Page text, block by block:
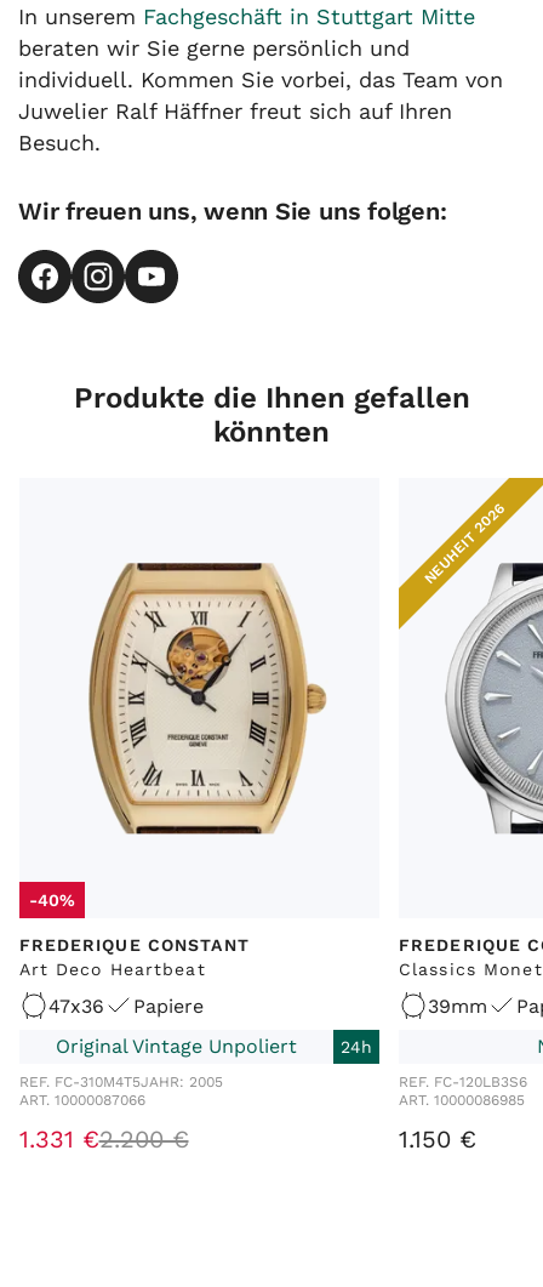
In unserem Fachgeschäft in Stuttgart Mitte
beraten wir Sie gerne persönlich und
individuell. Kommen Sie vorbei, das Team von
Juwelier Ralf Häffner freut sich auf Ihren
Besuch.
Wir freuen uns, wenn Sie uns folgen:
Produkte die Ihnen gefallen
könnten
-40%
FREDERIQUE CONSTANT
Art Deco Heartbeat
47x36
Papiere
Original Vintage Unpoliert
24h
REF. FC-310M4T5JAHR: 2005
ART. 10000087066
1.331 €2.200 €
Frederique Constant Art Deco Heartbeat Ref.FC-
NEUHEIT 2026
FREDERIQUE
Classics
39mm
REF. FC-120LB3S6
ART. 10000086985
1.150 €
Frederique